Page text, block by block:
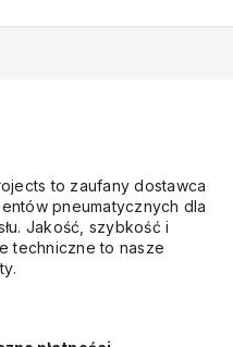
to zaufany dostawca
pneumatycznych dla
Jakość, szybkość i
techniczne to nasze